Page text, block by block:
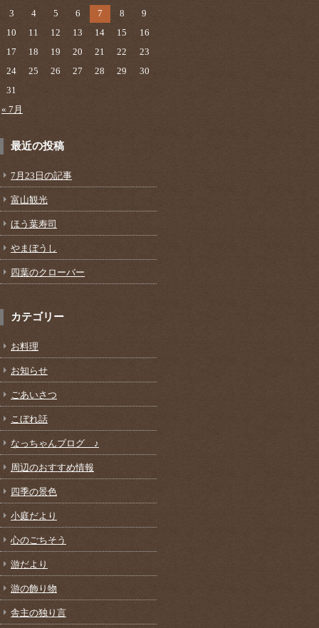
« 7月
3
4 5 6 7 8
9
10
11 12 13 14 15
16
17
18 19 20 21 22
23
24
25 26 27 28 29
30
31
最近の投稿
7月23日の記事
富山観光
ほう葉寿司
やまぼうし
四葉のクローバー
カテゴリー
お料理
お知らせ
ごあいさつ
こぼれ話
なっちゃんブログ ♪
周辺のおすすめ情報
四季の景色
小庭だより
心のごちそう
游だより
游の飾り物
舎主の独り言